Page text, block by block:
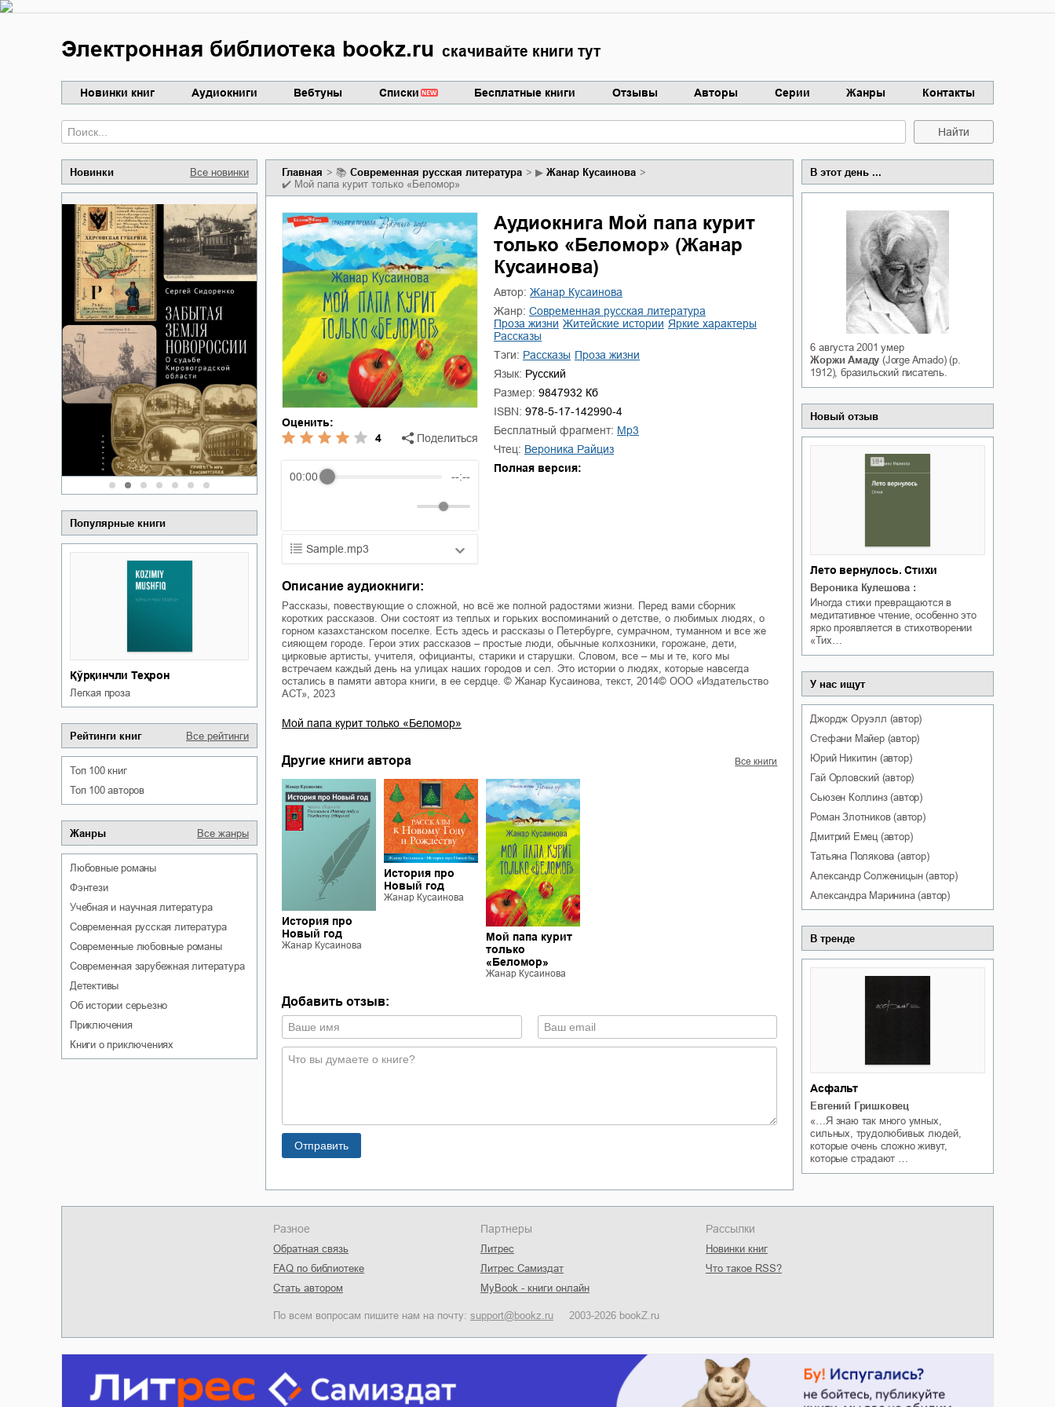
Электронная библиотека bookz.ru скачивайте книги тут
Новинки книг Аудиокниги Вебтуны Списки Бесплатные книги Отзывы Авторы Серии Жанры Контакты
Найти
Новинки Все новинки
Забытая земля Новоросии:
о судьбе Кировоградской
области
Сергей Николаевич Сидоренко
Забытая земля Новоросии:
о судьбе Кировоградской
области
Сергей Николаевич Сидоренко
Личный интерес
Ольга Вечная
Белая ворона на факультете
Атлас флагов и гербов.
Города России
Популярные книги
Қўрқинчли Теҳрон
легкая проза
Рейтинги книг Все рейтинги
Топ 100 книг
Топ 100 авторов
Жанры Все жанры
любовные романы
фэнтези
учебная и научная литература
современная русская литература
современные любовные романы
современная зарубежная литература
детективы
об истории серьезно
приключения
книги о приключениях
Главная 📚 современная русская литература ▶ Жанар Кусаинова
✔️ Мой папа курит только «Беломор»
Оценить:
4
Поделиться
00:00 --:--
Sample.mp3
02.mp3 20:50
03.mp3 14:00
Аудиокнига Мой папа курит
только «Беломор» (Жанар
Кусаинова)
Автор:
Жанар Кусаинова
Жанр:
современная русская литература
проза жизни
житейские истории
яркие характеры
рассказы
Тэги:
рассказы
проза жизни
Язык: Русский
Размер: 9847932 Кб
ISBN: 978-5-17-142990-4
Бесплатный фрагмент:
mp3
Чтец:
Вероника Райциз
Полная версия:
Описание аудиокниги:
Рассказы, повествующие о сложной, но всё же полной радостями жизни. Перед вами сборник
коротких рассказов. Они состоят из теплых и горьких воспоминаний о детстве, о любимых людях, о
горном казахстанском поселке. Есть здесь и рассказы о Петербурге, сумрачном, туманном и все же
сияющем городе. Герои этих рассказов – простые люди, обычные колхозники, горожане, дети,
цирковые артисты, учителя, официанты, старики и старушки. Словом, все – мы и те, кого мы
встречаем каждый день на улицах наших городов и сел. Это истории о людях, которые навсегда
остались в памяти автора книги, в ее сердце. © Жанар Кусаинова, текст, 2014© ООО «Издательство
АСТ», 2023
Мой папа курит только «Беломор»
Другие книги автора Все книги
История про
Новый год
Жанар Кусаинова
История про
Новый год
Жанар Кусаинова
Мой папа курит
только
«Беломор»
Жанар Кусаинова
Добавить отзыв:
В этот день ...
6 августа 2001 умер
Жоржи Амаду (Jorge Amado) (р.
1912), бразильский писатель.
Новый отзыв
Лето вернулось. Стихи
Вероника Кулешова :
Иногда стихи превращаются в
медитативное чтение, особенно это
ярко проявляется в стихотворении
«Тих…
У нас ищут
Джордж Оруэлл (автор)
Стефани Майер(автор)
Юрий Никитин(автор)
Гай Орловский(автор)
Сьюзен Коллинз(автор)
Роман Злотников(автор)
Дмитрий Емец(автор)
Татьяна Полякова (автор)
Александр Солженицын(автор)
Александра Маринина(автор)
В тренде
Асфальт
Евгений Гришковец
«…Я знаю так много умных,
сильных, трудолюбивых людей,
которые очень сложно живут,
которые страдают …
Разное
Обратная связь
FAQ по библиотеке
Стать автором
Партнеры
Литрес
Литрес Самиздат
MyBook - книги онлайн
Рассылки
Новинки книг
Что такое RSS?
По всем вопросам пишите нам на почту: support@bookz.ru 2003-2026 bookZ.ru